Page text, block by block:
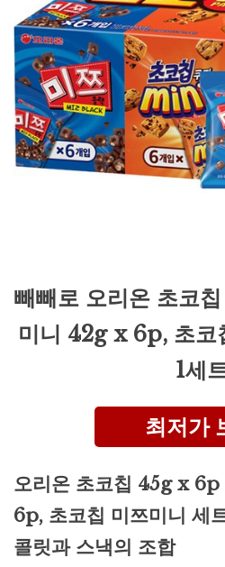
빼빼로 오리온 초코
미니 42g x 6p, 초코
1세
최저가
오리온 초코칩 45g x
6p, 초코칩 미쯔미니 세
콜릿과 스낵의 조합